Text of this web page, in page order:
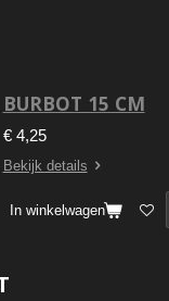
BURBOT 15 CM
€ 4,25
Bekijk details
In winkelwagen